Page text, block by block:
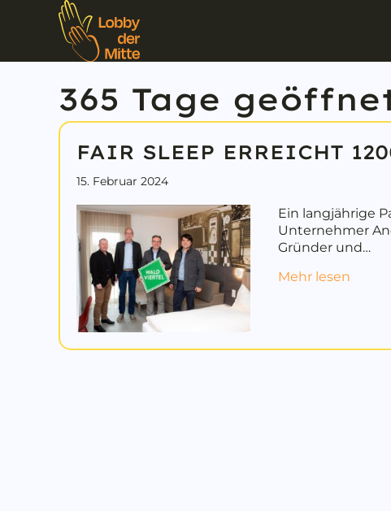
365 Tage
FAIR SLEEP ERREICHT
15. Februar 2024
Ein langjährige
Unternehmer
Gründer und…
Mehr lesen